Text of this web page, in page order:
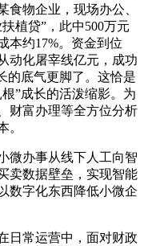
食物企业，现场办公、
植贷”，此中500万元
本约17%。资金到位
动化屠宰线亿元，成功
的底气更脚了。这恰是
”成长的活泼缩影。为
财富办理等全方位分析
。
办事从线下人工向智
卖数据壁垒，实现智能
数字化东西降低小微企
常运营中，面对财政